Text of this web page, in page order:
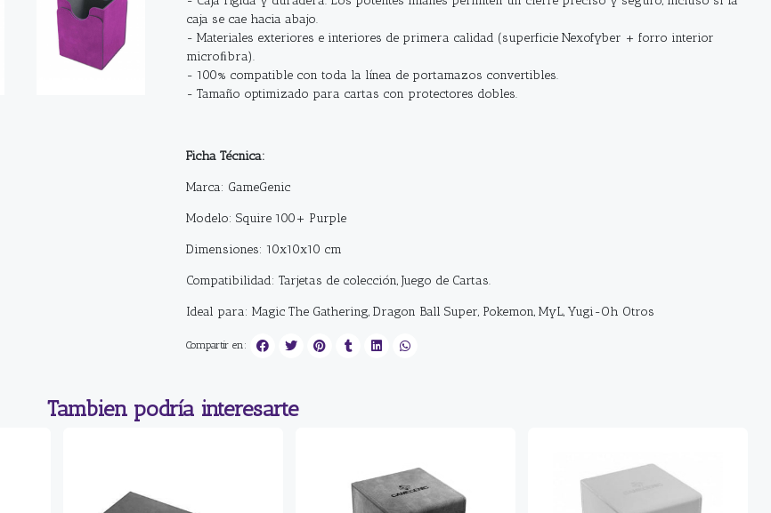
caja se cae hacia abajo.
- Materiales exteriores e interiores de primera calidad (superficie Nexofyber + forro interior
microﬁbra).
- 100% compatible con toda la línea de portamazos convertibles.
- Tamaño optimizado para cartas con protectores dobles.
Ficha Técnica:
Marca: GameGenic
Modelo: Squire 100+ Purple
Dimensiones: 10x10x10 cm
Compatibilidad: Tarjetas de colección, Juego de Cartas.
Ideal para: Magic The Gathering, Dragon Ball Super, Pokemon, MyL, Yugi-Oh Otros
Compartir en:
Tambien podría interesarte